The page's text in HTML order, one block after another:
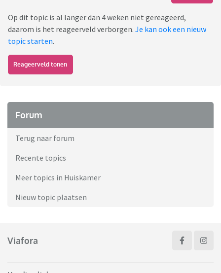
Op dit topic is al langer dan 4 weken niet gereageerd,
daarom is het reageerveld verborgen. Je kan ook een nieuw
topic starten.
Reageerveld tonen
Forum
Terug naar forum
Recente topics
Meer topics in Huiskamer
Nieuw topic plaatsen
Viafora